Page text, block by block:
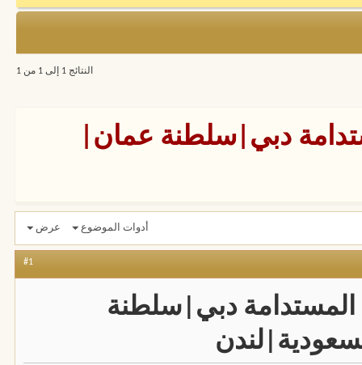
النتائج 1 إلى 1 من 1
دبي|سلطنة عمان|
أدوات الموضوع عرض
#1
المستدامة دبي|سلطنة